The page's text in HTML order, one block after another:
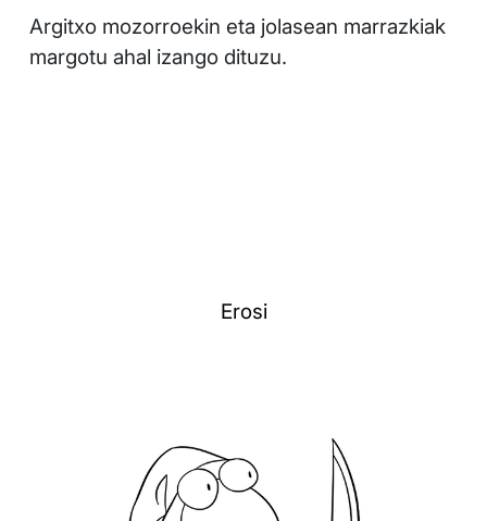
Argitxo mozorroekin eta jolasean marrazkiak
margotu ahal izango dituzu.
Erosi